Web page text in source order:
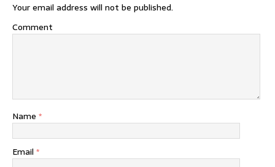
Your email address will not be published.
Comment
Name *
Email *